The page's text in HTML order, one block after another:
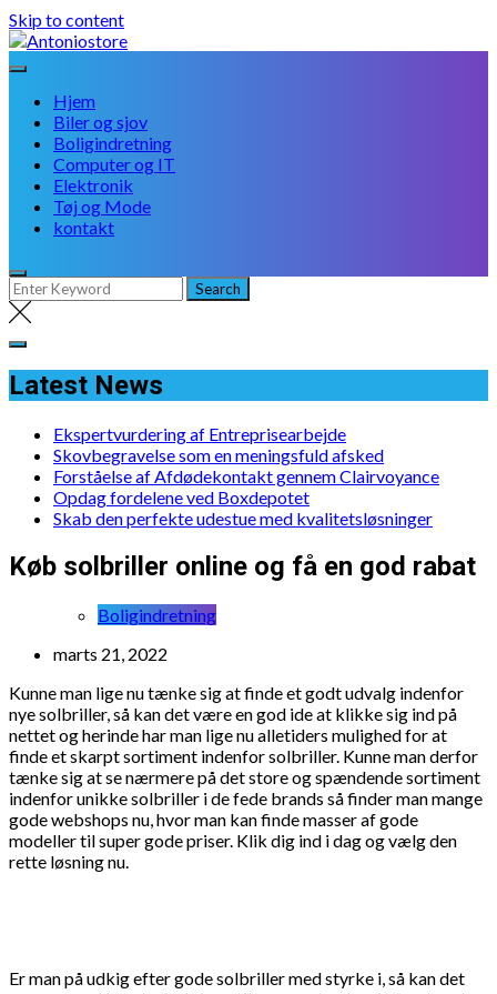
Skip to content
Hjem
Biler og sjov
Boligindretning
Computer og IT
Elektronik
Tøj og Mode
kontakt
Latest News
Ekspertvurdering af Entreprisearbejde
Skovbegravelse som en meningsfuld afsked
Forståelse af Afdødekontakt gennem Clairvoyance
Opdag fordelene ved Boxdepotet
Skab den perfekte udestue med kvalitetsløsninger
Køb solbriller online og få en god rabat
Boligindretning
marts 21, 2022
Kunne man lige nu tænke sig at finde et godt udvalg indenfor
nye solbriller, så kan det være en god ide at klikke sig ind på
nettet og herinde har man lige nu alletiders mulighed for at
finde et skarpt sortiment indenfor solbriller. Kunne man derfor
tænke sig at se nærmere på det store og spændende sortiment
indenfor unikke solbriller i de fede brands så finder man mange
gode webshops nu, hvor man kan finde masser af gode
modeller til super gode priser. Klik dig ind i dag og vælg den
rette løsning nu.
Er man på udkig efter gode solbriller med styrke i, så kan det